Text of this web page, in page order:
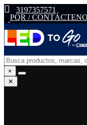
3197357571
PQR /
×
✕